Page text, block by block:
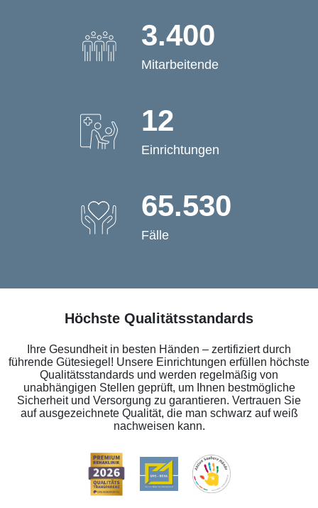
3.400
Mitarbeitende
12
Einrichtungen
65.530
Fälle
Höchste Qualitätsstandards
Ihre Gesundheit in besten Händen – zertifiziert durch
führende Gütesiegel! Unsere Einrichtungen erfüllen höchste
Qualitätsstandards und werden regelmäßig von
unabhängigen Stellen geprüft, um Ihnen bestmögliche
Sicherheit und Versorgung zu garantieren. Vertrauen Sie
auf ausgezeichnete Qualität, die man schwarz auf weiß
nachweisen kann.